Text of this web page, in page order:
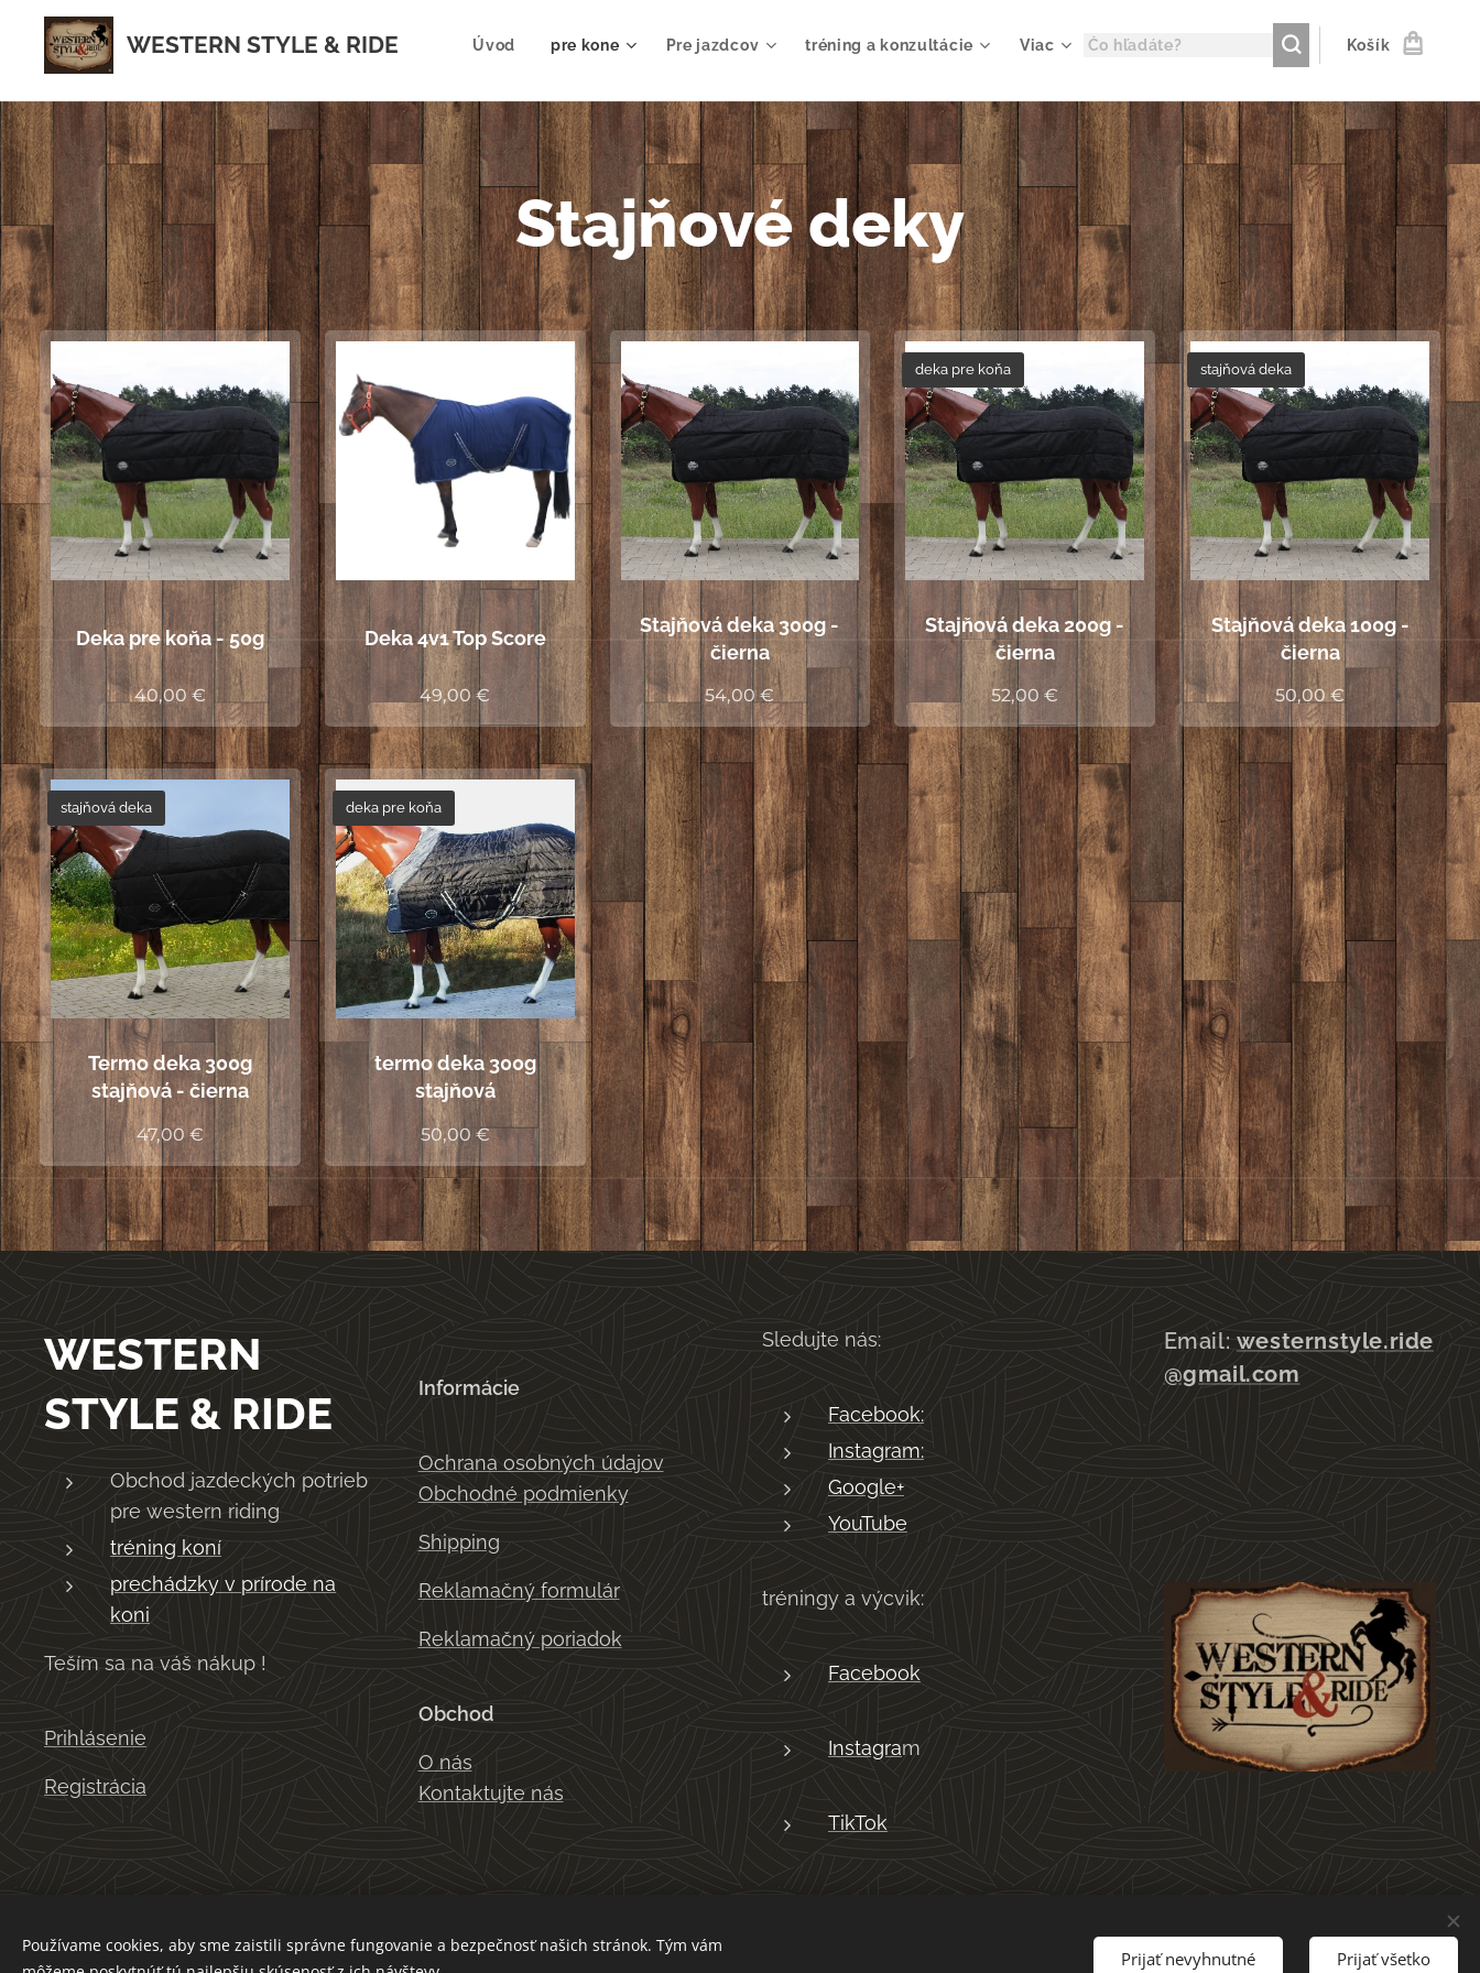
WESTERN STYLE & RIDE Úvod pre kone Pre jazdcov tréning a konzultácie Viac Košík
Stajňové deky
Deka pre koňa - 50g
40,00€
Deka 4v1 Top Score
49,00 €
Stajňová deka 300g -
čierna
54,00€
Stajňová deka 200g -
čierna
deka pre koňa
52,00 €
Stajňová deka 100g -
čierna
stajňová deka
50,00€
Termo deka 300g
stajňová - čierna
stajňová deka
47,00€
termo deka 300g
stajňová
deka pre koňa
50,00 €
WESTERN
STYLE & RIDE
Obchod jazdeckých potrieb
pre western riding
tréning koní
prechádzky v prírode na
koni
Teším sa na váš nákup !
Prihlásenie
Registrácia
Informácie
Ochrana osobných údajov
Obchodné podmienky
Shipping
Reklamačný formulár
Reklamačný poriadok
Obchod
O nás
Kontaktujte nás
Sledujte nás:
Facebook:
Instagram:
Google+
YouTube
tréningy a výcvik:
Facebook
Instagram
TikTok
Email: westernstyle.ride
@gmail.com
Používame cookies, aby sme zaistili správne fungovanie a bezpečnosť našich stránok. Tým vám
Prijať nevyhnutné Prijať všetko